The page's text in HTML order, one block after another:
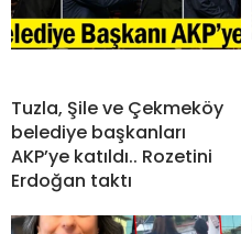
Tuzla, Şile ve Çekmeköy
belediye başkanları
AKP’ye katıldı.. Rozetini
Erdoğan taktı